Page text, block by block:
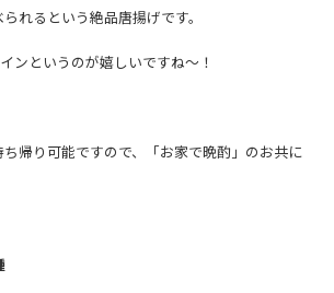
れるという絶品唐揚げです。
ンというのが嬉しいですね～！
帰り可能ですので、「お家で晩酌」のお共に